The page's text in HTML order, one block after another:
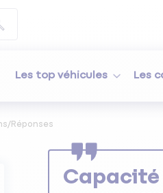
Les top véhicules Les
Réponses